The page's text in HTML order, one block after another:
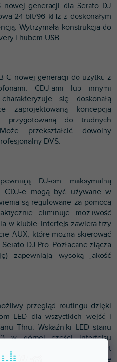
nowej generacji dla Serato DJ
24-bit/96 kHz z doskonałym
Wytrzymała konstrukcja do
i hubem USB.
C nowej generacji do użytku z
CDJ-ami lub innymi
się doskonałą
zaprojektowaną koncepcją
przygotowaną do trudnych
przekształcić dowolny
DVS.
DJ-om maksymalną
CDJ-e mogą być używane w
są regulowane za pomocą
eliminuje możliwość
w klubie. Interfejs zawiera trzy
AUX, które można skierować
DJ Pro. Pozłacane złącza
zapewniają wysoką jakość
przegląd routingu dzięki
LED dla wszystkich wejść i
Thru. Wskaźniki LED stanu
w górnej części interfejsu
sterowania. Przyciski Direct
umożliwiają szybkie i łatwe